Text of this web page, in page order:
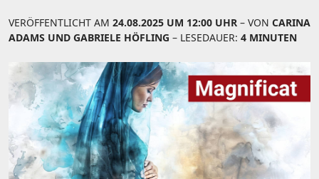
VERÖFFENTLICHT AM 24.08.2025 UM 12:00 UHR – VON CARINA
ADAMS UND GABRIELE HÖFLING – LESEDAUER: 4 MINUTEN